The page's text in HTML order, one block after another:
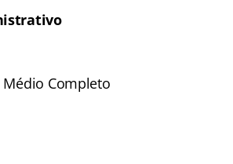
Médio Completo